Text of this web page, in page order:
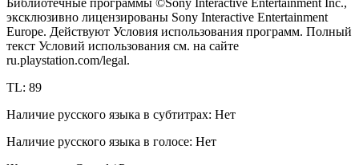
эксклюзивно лицензированы Sony Interactive Entertainment
Europe. Действуют Условия использования программ. Полный
текст Условий использования см. на сайте
ru.playstation.com/legal.
TL: 89
Наличие русского языка в субтитрах: Нет
Наличие русского языка в голосе: Нет